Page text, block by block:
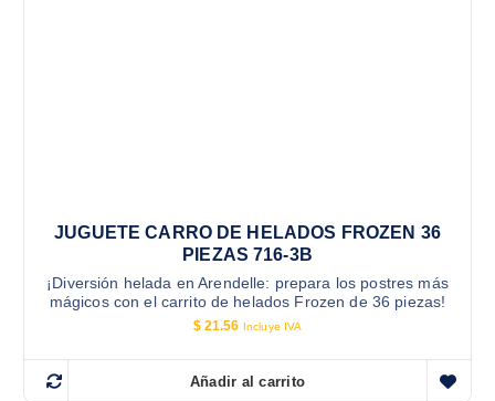
JUGUETE CARRO DE HELADOS FROZEN 36
PIEZAS 716-3B
¡Diversión helada en Arendelle: prepara los postres más
mágicos con el carrito de helados Frozen de 36 piezas!
$21.56 Incluye IVA
Añadir al carrito